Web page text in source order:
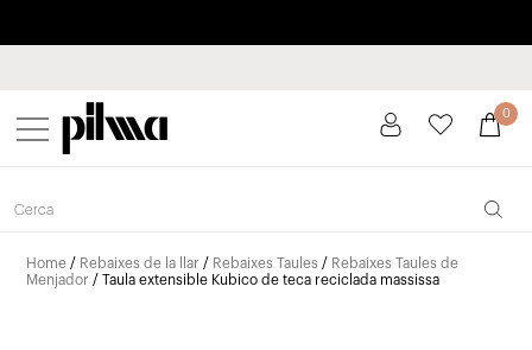
pilma 0
Home / Rebaixes de la llar / Rebaixes Taules / Rebaixes Taules de
Menjador / Taula extensible Kubico de teca reciclada massissa